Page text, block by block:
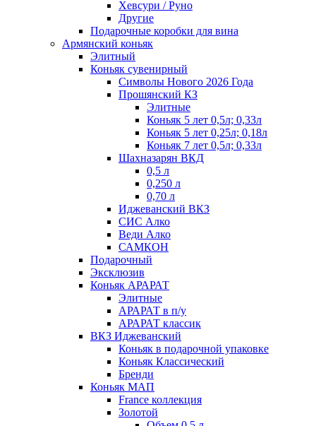
Хевсури / Руно
Другие
Подарочные коробки для вина
Армянский коньяк
Элитный
Коньяк сувенирный
Символы Нового 2026 Года
Прошянский КЗ
Элитные
Коньяк 5 лет 0,5л; 0,33л
Коньяк 5 лет 0,25л; 0,18л
Коньяк 7 лет 0,5л; 0,33л
Шахназарян ВКД
0,5 л
0,250 л
0,70 л
Иджеванский ВКЗ
СИС Алко
Веди Алко
САМКОН
Подарочный
Эксклюзив
Коньяк АРАРАТ
Элитные
АРАРАТ в п/у
АРАРАТ классик
ВКЗ Иджеванский
Коньяк в подарочной упаковке
Коньяк Классический
Бренди
Коньяк МАП
France коллекция
Золотой